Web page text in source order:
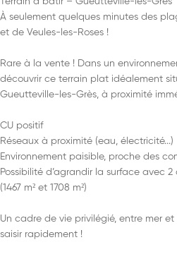
À seulement quelques minutes des
et de Veules-les-Roses !
Rare à la vente ! Dans un
découvrir ce terrain plat idéalement
Gueutteville-les-Grès, à proximité
CU positif
Réseaux à proximité (eau, électricité...)
Environnement paisible, proche des
Possibilité d’agrandir la surface avec
(1467 m² et 1708 m²)
Un cadre de vie privilégié, entre mer
saisir rapidement !